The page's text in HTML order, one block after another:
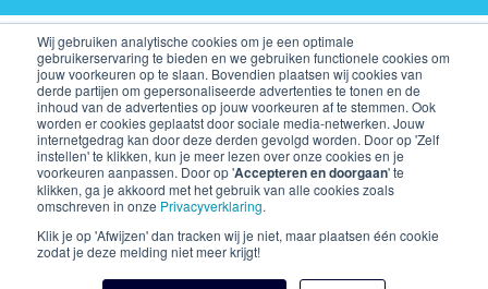
Wij gebruiken analytische cookies om je een optimale
gebruikerservaring te bieden en we gebruiken functionele cookies om
jouw voorkeuren op te slaan. Bovendien plaatsen wij cookies van
derde partijen om gepersonaliseerde advertenties te tonen en de
inhoud van de advertenties op jouw voorkeuren af te stemmen. Ook
worden er cookies geplaatst door sociale media-netwerken. Jouw
internetgedrag kan door deze derden gevolgd worden. Door op 'Zelf
instellen' te klikken, kun je meer lezen over onze cookies en je
voorkeuren aanpassen. Door op 'Accepteren en doorgaan' te
klikken, ga je akkoord met het gebruik van alle cookies zoals
omschreven in onze Privacyverklaring.
Klik je op 'Afwijzen' dan tracken wij je niet, maar plaatsen één cookie
zodat je deze melding niet meer krijgt!
Business club tickets
Business Seats
F1 arrangementen
Voetbal arrangementen
Champions League VIP arrangementen en kaarten
Premier League
Skybox PSV
Kaarten Liverpool FC
Business Seats PSV